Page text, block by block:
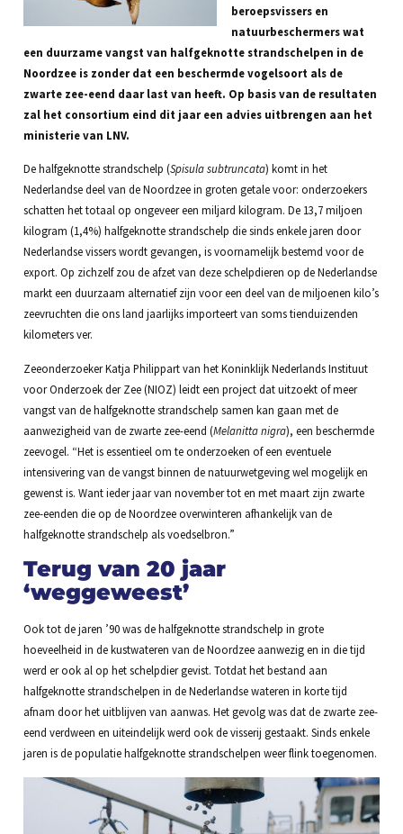
beroepsvissers en
natuurbeschermers wat
een duurzame vangst van halfgeknotte strandschelpen in de
Noordzee is zonder dat een beschermde vogelsoort als de
zwarte zee-eend daar last van heeft. Op basis van de resultaten
zal het consortium eind dit jaar een advies uitbrengen aan het
ministerie van LNV.
De halfgeknotte strandschelp (Spisula subtruncata) komt in het
Nederlandse deel van de Noordzee in groten getale voor: onderzoekers
schatten het totaal op ongeveer een miljard kilogram. De 13,7 miljoen
kilogram (1,4%) halfgeknotte strandschelp die sinds enkele jaren door
Nederlandse vissers wordt gevangen, is voornamelijk bestemd voor de
export. Op zichzelf zou de afzet van deze schelpdieren op de Nederlandse
markt een duurzaam alternatief zijn voor een deel van de miljoenen kilo’s
zeevruchten die ons land jaarlijks importeert van soms tienduizenden
kilometers ver.
Zeeonderzoeker Katja Philippart van het Koninklijk Nederlands Instituut
voor Onderzoek der Zee (NIOZ) leidt een project dat uitzoekt of meer
vangst van de halfgeknotte strandschelp samen kan gaan met de
aanwezigheid van de zwarte zee-eend (Melanitta nigra), een beschermde
zeevogel. “Het is essentieel om te onderzoeken of een eventuele
intensivering van de vangst binnen de natuurwetgeving wel mogelijk en
gewenst is. Want ieder jaar van november tot en met maart zijn zwarte
zee-eenden die op de Noordzee overwinteren afhankelijk van de
halfgeknotte strandschelp als voedselbron.”
Terug van 20 jaar
‘weggeweest’
Ook tot de jaren ’90 was de halfgeknotte strandschelp in grote
hoeveelheid in de kustwateren van de Noordzee aanwezig en in die tijd
werd er ook al op het schelpdier gevist. Totdat het bestand aan
halfgeknotte strandschelpen in de Nederlandse wateren in korte tijd
afnam door het uitblijven van aanwas. Het gevolg was dat de zwarte zee-
eend verdween en uiteindelijk werd ook de visserij gestaakt. Sinds enkele
jaren is de populatie halfgeknotte strandschelpen weer flink toegenomen.